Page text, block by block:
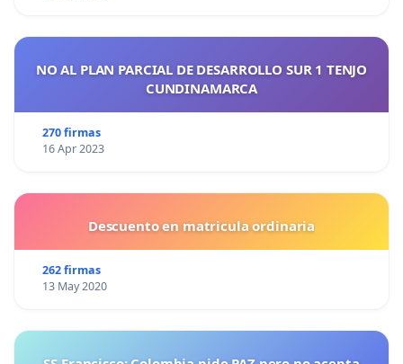
NO AL PLAN PARCIAL DE DESARROLLO SUR 1 TENJO
CUNDINAMARCA
270 firmas
16 Apr 2023
Descuento en matricula ordinaria
262 firmas
13 May 2020